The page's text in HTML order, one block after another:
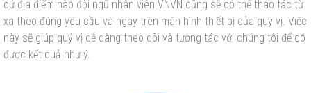
cứ địa điểm nào đội ngũ nhân viên VNVN cũng sẽ có thể thao tác từ
xa theo đúng yêu cầu và ngay trên màn hình thiết bị của quý vị. Việc
này sẽ giúp quý vị dễ dàng theo dõi và tương tác với chúng tôi để có
được kết quả như ý.